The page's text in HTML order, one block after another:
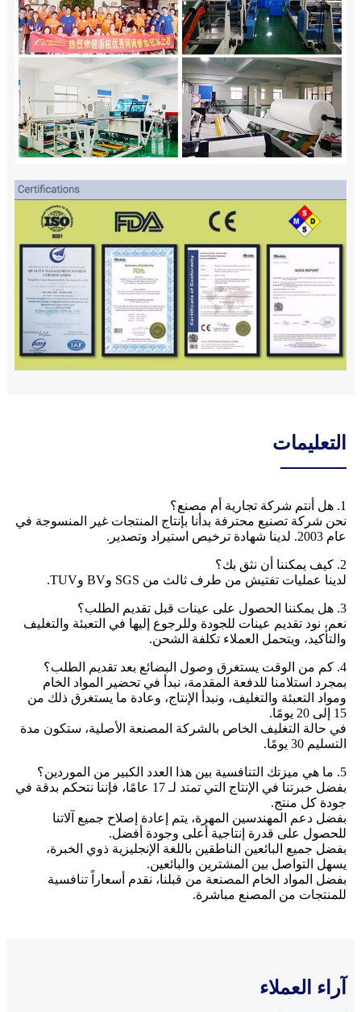
التعليمات
1. هل أنتم شركة تجارية أم مصنع؟
نحن شركة تصنيع محترفة بدأنا بإنتاج المنتجات غير المنسوجة في
عام 2003. لدينا شهادة ترخيص استيراد وتصدير.
2. كيف يمكننا أن نثق بك؟
لدينا عمليات تفتيش من طرف ثالث من SGS وBV وTUV.
3. هل يمكننا الحصول على عينات قبل تقديم الطلب؟
نعم، نود تقديم عينات للجودة وللرجوع إليها في التعبئة والتغليف
والتأكيد، ويتحمل العملاء تكلفة الشحن.
4. كم من الوقت يستغرق وصول البضائع بعد تقديم الطلب؟
بمجرد استلامنا للدفعة المقدمة، نبدأ في تحضير المواد الخام
ومواد التعبئة والتغليف، ونبدأ الإنتاج، وعادة ما يستغرق ذلك من
15 إلى 20 يومًا.
في حالة التغليف الخاص بالشركة المصنعة الأصلية، ستكون مدة
التسليم 30 يومًا.
5. ما هي ميزتك التنافسية بين هذا العدد الكبير من الموردين؟
بفضل خبرتنا في الإنتاج التي تمتد لـ 17 عامًا، فإننا نتحكم بدقة في
جودة كل منتج.
بفضل دعم المهندسين المهرة، يتم إعادة إصلاح جميع آلاتنا
للحصول على قدرة إنتاجية أعلى وجودة أفضل.
بفضل جميع البائعين الناطقين باللغة الإنجليزية ذوي الخبرة،
يسهل التواصل بين المشترين والبائعين.
بفضل المواد الخام المصنعة من قبلنا، نقدم أسعاراً تنافسية
للمنتجات من المصنع مباشرة.
آراء العملاء